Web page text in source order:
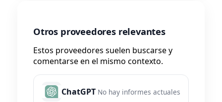
Otros proveedores relevantes
Estos proveedores suelen buscarse y
comentarse en el mismo contexto.
ChatGPT No hay informes actuales